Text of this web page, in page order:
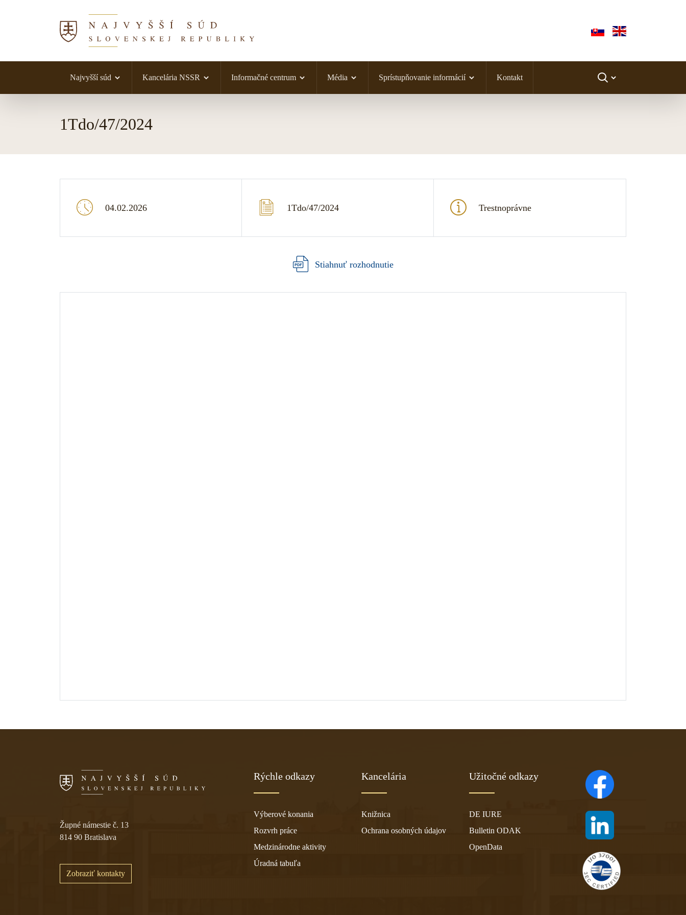
Najvyšší súd Kancelária NSSR Informačné centrum Média Sprístupňovanie informácií Kontakt
1Tdo/47/2024
04.02.2026 1Tdo/47/2024 Trestnoprávne
Stiahnuť rozhodnutie
Župné námestie č. 13
814 90 Bratislava
Zobraziť kontakty
Rýchle odkazy
Výberové konania
Rozvrh práce
Medzinárodne aktivity
Úradná tabuľa
Kancelária
Knižnica
Ochrana osobných údajov
Užitočné odkazy
DE IURE
Bulletin ODAK
OpenData
(otvára sa v novom